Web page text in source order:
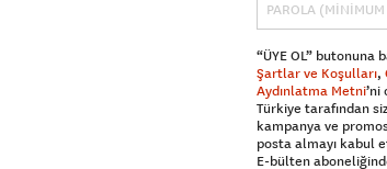
“ÜYE OL” butonuna
Şartlar ve Koşulları,
Aydınlatma Metni’ni
Türkiye tarafından
kampanya ve
posta almayı kabul
E-bülten